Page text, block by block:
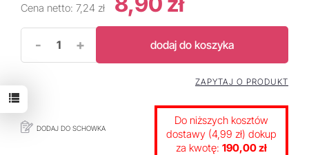
Cena netto: 7,24 zł
- + dodaj do koszyka
DODAJ DO SCHOWKA
ZAPYTAJ O PRODUKT
Do niższych kosztów
dostawy (4,99 zł) dokup
za kwotę: 190,00 zł